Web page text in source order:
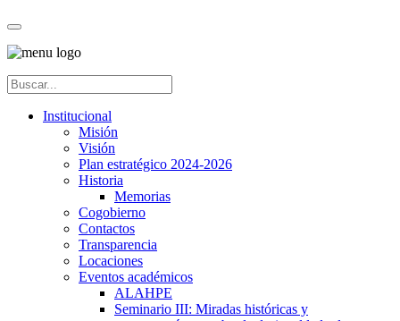
Institucional
Misión
Visión
Plan estratégico 2024-2026
Historia
Memorias
Cogobierno
Contactos
Transparencia
Locaciones
Eventos académicos
ALAHPE
Seminario III: Miradas históricas y